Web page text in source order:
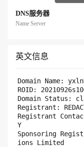
DNS服务器
Name Server
英文信息
Domain Name:
ROID:
Domain Status:
Registrant:
Registrant Contact
Y
Sponsoring
ions Limited